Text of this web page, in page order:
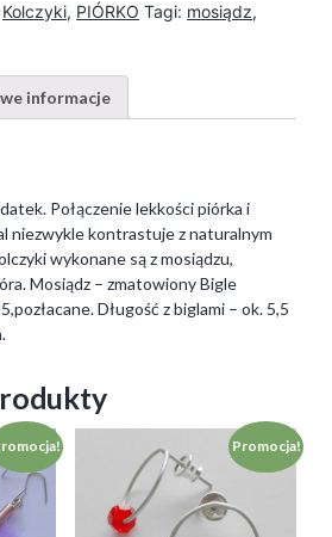
Kolczyki, PIÓRKO Tagi: mosiądz,
informacje
Połączenie lekkości piórka i
niezwykle kontrastuje z naturalnym
wykonane są z mosiądzu,
Mosiądz – zmatowiony Bigle
Długość z biglami – ok. 5,5
Promocja!